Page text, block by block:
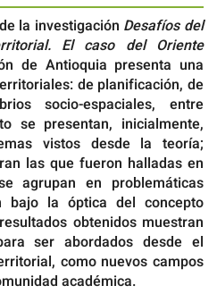
la investigación Desafíos del
El caso del Oriente
de Antioquia presenta una
de planificación, de
socio-espaciales, entre
se presentan, inicialmente,
vistos desde la teoría;
las que fueron halladas en
agrupan en problemáticas
bajo la óptica del concepto
obtenidos muestran
ser abordados desde el
como nuevos campos
académica.